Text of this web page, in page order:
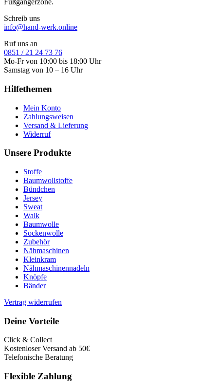
Fußgängerzone.
Schreib uns
info@hand-werk.online
Ruf uns an
0851 / 21 24 73 76
Mo-Fr von 10:00 bis 18:00 Uhr
Samstag von 10 – 16 Uhr
Hilfethemen
Mein Konto
Zahlungsweisen
Versand & Lieferung
Widerruf
Unsere Produkte
Stoffe
Baumwollstoffe
Bündchen
Jersey
Sweat
Walk
Baumwolle
Sockenwolle
Zubehör
Nähmaschinen
Kleinkram
Nähmaschinennadeln
Knöpfe
Bänder
Vertrag widerrufen
Deine Vorteile
Click & Collect
Kostenloser Versand ab 50€
Telefonische Beratung
Flexible Zahlung